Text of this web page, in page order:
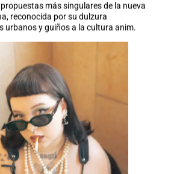
más singulares de la nueva
reconocida por su dulzura
urbanos y guiños a la cultura anim.